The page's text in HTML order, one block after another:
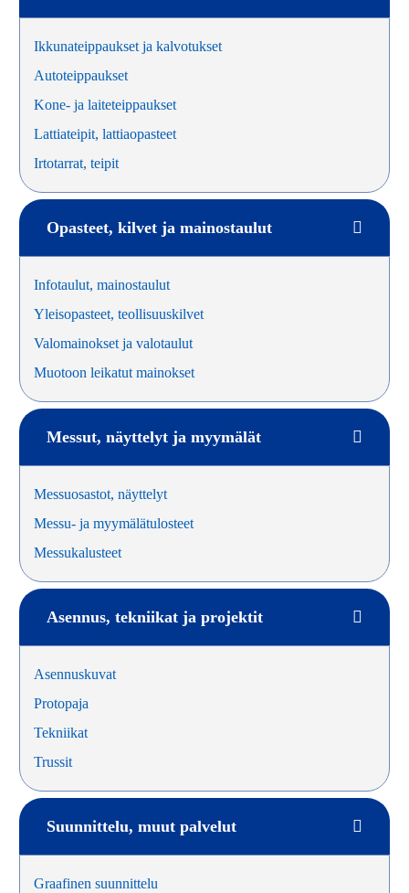
Ikkunateippaukset ja kalvotukset
Autoteippaukset
Kone- ja laiteteippaukset
Lattiateipit, lattiaopasteet
Irtotarrat, teipit
Opasteet, kilvet ja mainostaulut
Infotaulut, mainostaulut
Yleisopasteet, teollisuuskilvet
Valomainokset ja valotaulut
Muotoon leikatut mainokset
Messut, näyttelyt ja myymälät
Messuosastot, näyttelyt
Messu- ja myymälätulosteet
Messukalusteet
Asennus, tekniikat ja projektit
Asennuskuvat
Protopaja
Tekniikat
Trussit
Suunnittelu, muut palvelut
Graafinen suunnittelu